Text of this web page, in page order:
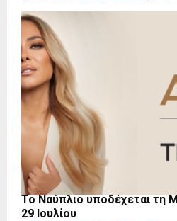
Το Ναύπλιο υποδέχεται τη
29 Ιουλίου